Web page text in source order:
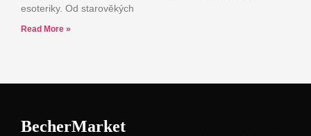
esoteriky. Od starověkých
Read More »
BecherMarket